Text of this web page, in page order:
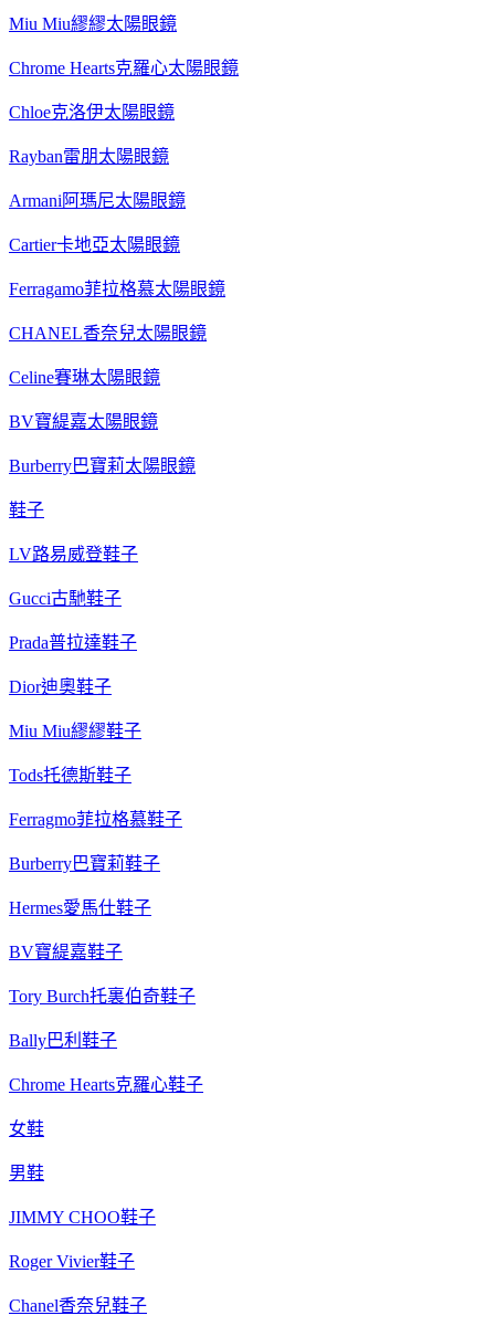
Miu Miu繆繆太陽眼鏡
Chrome Hearts克羅心太陽眼鏡
Chloe克洛伊太陽眼鏡
Rayban雷朋太陽眼鏡
Armani阿瑪尼太陽眼鏡
Cartier卡地亞太陽眼鏡
Ferragamo菲拉格慕太陽眼鏡
CHANEL香奈兒太陽眼鏡
Celine賽琳太陽眼鏡
BV寶緹嘉太陽眼鏡
Burberry巴寶莉太陽眼鏡
鞋子
LV路易威登鞋子
Gucci古馳鞋子
Prada普拉達鞋子
Dior迪奧鞋子
Miu Miu繆繆鞋子
Tods托德斯鞋子
Ferragmo菲拉格慕鞋子
Burberry巴寶莉鞋子
Hermes愛馬仕鞋子
BV寶緹嘉鞋子
Tory Burch托裏伯奇鞋子
Bally巴利鞋子
Chrome Hearts克羅心鞋子
女鞋
男鞋
JIMMY CHOO鞋子
Roger Vivier鞋子
Chanel香奈兒鞋子